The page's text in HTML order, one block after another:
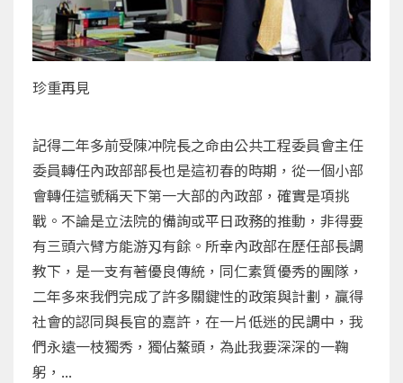
珍重再見
記得二年多前受陳冲院長之命由公共工程委員會主任
委員轉任內政部部長也是這初春的時期，從一個小部
會轉任這號稱天下第一大部的內政部，確實是項挑
戰。不論是立法院的備詢或平日政務的推動，非得要
有三頭六臂方能游刄有餘。所幸內政部在歷任部長調
教下，是一支有著優良傳統，同仁素質優秀的團隊，
二年多來我們完成了許多關鍵性的政策與計劃，贏得
社會的認同與長官的嘉許，在一片低迷的民調中，我
們永遠一枝獨秀，獨佔鰲頭，為此我要深深的一鞠
躬，...